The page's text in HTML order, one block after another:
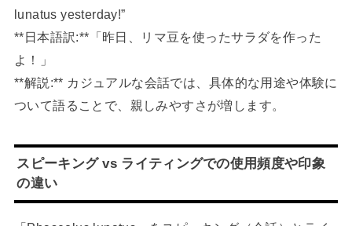
lunatus yesterday!”
**日本語訳:**「昨日、リマ豆を使ったサラダを作った
よ！」
**解説:** カジュアルな会話では、具体的な用途や体験に
ついて語ることで、親しみやすさが増します。
スピーキング vs ライティングでの使用頻度や印象
の違い